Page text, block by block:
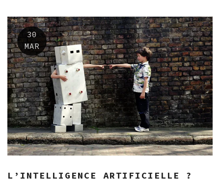
30
MAR
L’INTELLIGENCE ARTIFICIELLE ?